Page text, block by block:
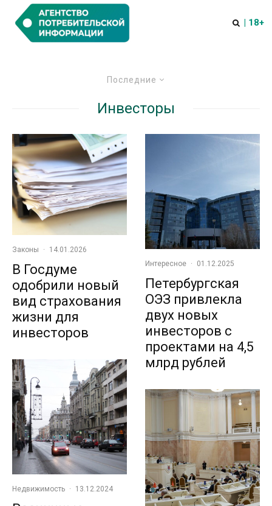
| 18+
Последние
Инвесторы
Законы · 14.01.2026
В Госдуме
одобрили новый
вид страхования
жизни для
инвесторов
Недвижимость · 13.12.2024
Интересное · 01.12.2025
Петербургская
ОЭЗ привлекла
двух новых
инвесторов с
проектами на 4,5
млрд рублей